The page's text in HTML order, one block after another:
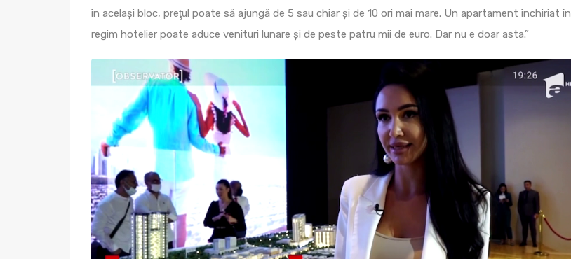
în acelaşi bloc, preţul poate să ajungă de 5 sau chiar şi de 10 ori mai mare. Un apartament închiriat în
regim hotelier poate aduce venituri lunare şi de peste patru mii de euro. Dar nu e doar asta.”